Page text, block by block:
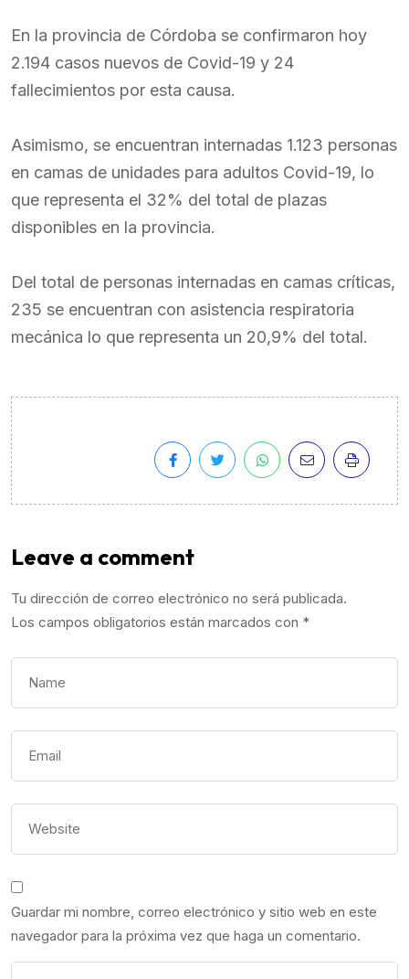
En la provincia de Córdoba se confirmaron hoy
2.194 casos nuevos de Covid-19 y 24
fallecimientos por esta causa.
Asimismo, se encuentran internadas 1.123 personas
en camas de unidades para adultos Covid-19, lo
que representa el 32% del total de plazas
disponibles en la provincia.
Del total de personas internadas en camas críticas,
235 se encuentran con asistencia respiratoria
mecánica lo que representa un 20,9% del total.
Leave a comment
Tu dirección de correo electrónico no será publicada.
Los campos obligatorios están marcados con *
Guardar mi nombre, correo electrónico y sitio web en este
navegador para la próxima vez que haga un comentario.